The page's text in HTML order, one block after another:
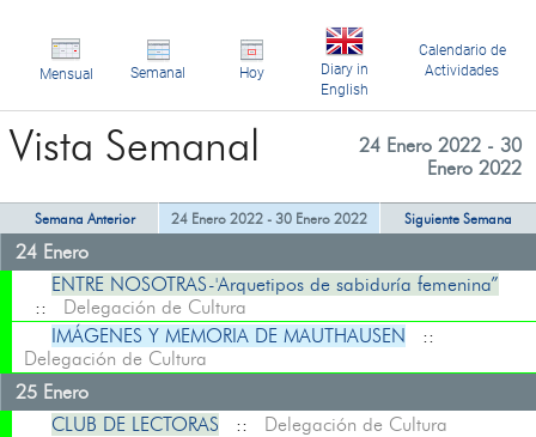
Mensual Semanal Hoy
Diary in
English
Calendario de
Actividades
Vista Semanal
24 Enero 2022 - 30
Enero 2022
Semana Anterior 24 Enero 2022 - 30 Enero 2022 Siguiente Semana
24 Enero
ENTRE NOSOTRAS-'Arquetipos de sabiduría femenina”
:: Delegación de Cultura
IMÁGENES Y MEMORIA DE MAUTHAUSEN ::
Delegación de Cultura
25 Enero
CLUB DE LECTORAS :: Delegación de Cultura